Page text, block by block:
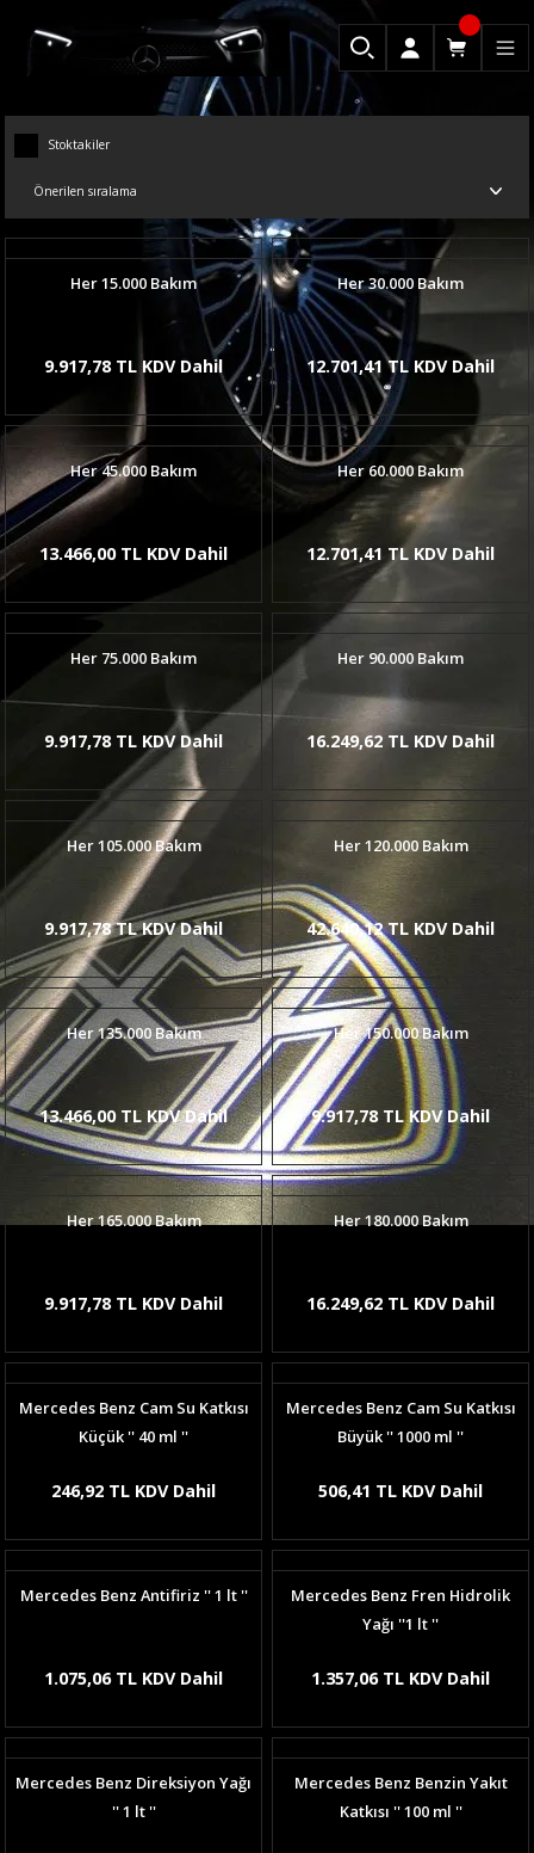
Stoktakiler
Her 15.000 Bakım
9.917,78 TL KDV Dahil
Her 30.000 Bakım
12.701,41 TL KDV Dahil
Her 45.000 Bakım
13.466,00 TL KDV Dahil
Her 60.000 Bakım
12.701,41 TL KDV Dahil
Her 75.000 Bakım
9.917,78 TL KDV Dahil
Her 90.000 Bakım
16.249,62 TL KDV Dahil
Her 105.000 Bakım
9.917,78 TL KDV Dahil
Her 120.000 Bakım
42.640,12 TL KDV Dahil
Her 135.000 Bakım
13.466,00 TL KDV Dahil
Her 150.000 Bakım
9.917,78 TL KDV Dahil
Her 165.000 Bakım
9.917,78 TL KDV Dahil
Her 180.000 Bakım
16.249,62 TL KDV Dahil
Mercedes Benz Cam Su Katkısı
Küçük '' 40 ml ''
246,92 TL KDV Dahil
Mercedes Benz Cam Su Katkısı
Büyük '' 1000 ml ''
506,41 TL KDV Dahil
Mercedes Benz Antifiriz '' 1 lt ''
1.075,06 TL KDV Dahil
Mercedes Benz Fren Hidrolik
Yağı ''1 lt ''
1.357,06 TL KDV Dahil
Mercedes Benz Direksiyon Yağı
'' 1 lt ''
Mercedes Benz Benzin Yakıt
Katkısı '' 100 ml ''